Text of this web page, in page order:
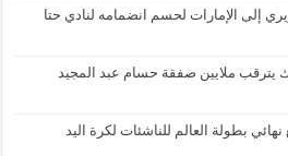
إلى الإمارات لحسم انضمامه لنادي حتا
يترقب ملايين صفقة حسام عبد المجيد
بطولة العالم للناشئات لكرة اليد